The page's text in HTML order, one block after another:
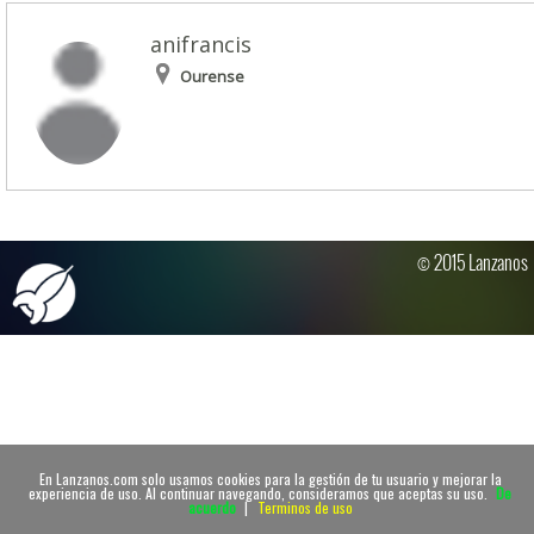
En Lanzanos.com solo usamos cookies para la gestión de tu usuario y mejorar la
experiencia de uso. Al continuar navegando, consideramos que aceptas su uso. De
acuerdo | Terminos de uso
anifrancis
Ourense
© 2015 Lanzanos